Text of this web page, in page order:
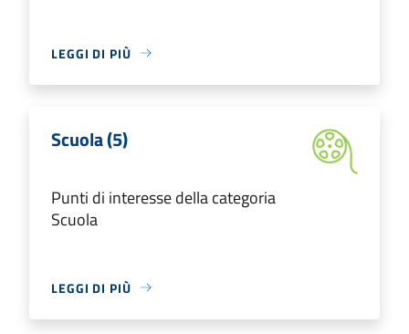
LEGGI DI PIÙ
Scuola (5)
Punti di interesse della categoria
Scuola
LEGGI DI PIÙ